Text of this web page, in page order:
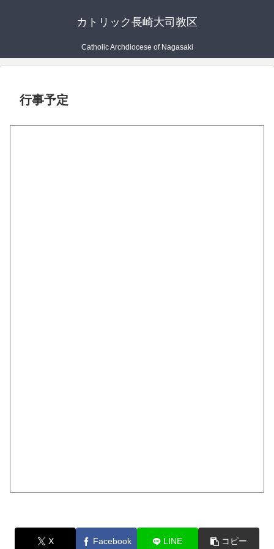
カトリック長崎大司教区
Catholic Archdiocese of Nagasaki
行事予定
X Facebook LINE コピー